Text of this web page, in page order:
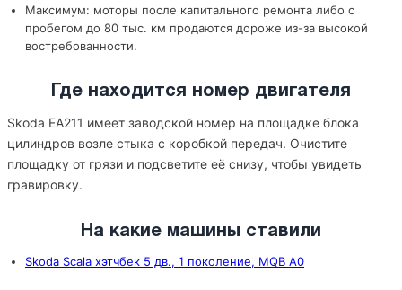
Максимум: моторы после капитального ремонта либо с
пробегом до 80 тыс. км продаются дороже из-за высокой
востребованности.
Где находится номер двигателя
Skoda EA211 имеет заводской номер на площадке блока
цилиндров возле стыка с коробкой передач. Очистите
площадку от грязи и подсветите её снизу, чтобы увидеть
гравировку.
На какие машины ставили
Skoda Scala хэтчбек 5 дв., 1 поколение, MQB A0